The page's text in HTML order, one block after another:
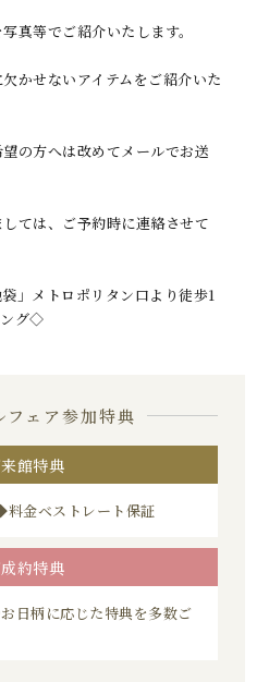
真等でご紹介いたします。
かせないアイテムをご紹介いた
の方へは改めてメールでお送
ては、ご予約時に連絡させて
」メトロポリタン口より徒歩1
ング◇
フェア参加特典
館特典
金ベストレート保証
約特典
日柄に応じた特典を多数ご